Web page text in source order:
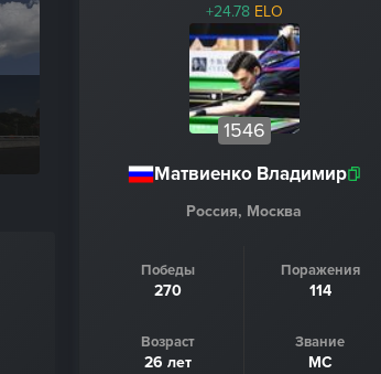
+24.78 ELO
1546
Матвиенко Владимир
Россия, Москва
Победы
270
Поражения
114
Возраст
26 лет
Звание
МС